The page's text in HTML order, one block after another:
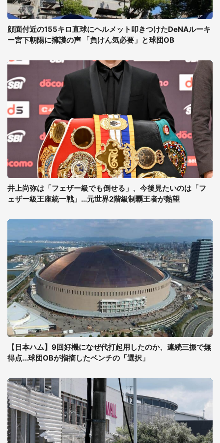
顔面付近の155キロ直球にヘルメット叩きつけたDeNAルーキ
ー宮下朝陽に擁護の声 「負けん気必要」と球団OB
井上尚弥は「フェザー級でも倒せる」、今後見たいのは「フ
ェザー級王座統一戦」...元世界2階級制覇王者が熱望
【日本ハム】9回好機になぜ代打起用したのか、連続三振で無
得点...球団OBが指摘したベンチの「選択」